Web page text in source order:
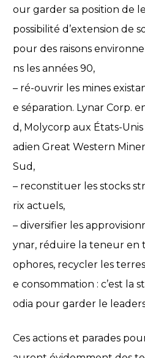
our garder sa position de
possibilité d’extension de
pour des raisons
ns les années 90,
– ré-ouvrir les mines
e séparation. Lynar Corp.
d, Molycorp aux États-
adien Great Western
Sud,
– reconstituer les stocks
rix actuels,
– diversifier les
ynar, réduire la teneur en
ophores, recycler les
e consommation : c’est la
odia pour garder le
Ces actions et parades